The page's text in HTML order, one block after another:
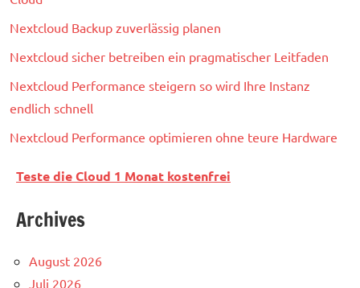
Nextcloud Backup zuverlässig planen
Nextcloud sicher betreiben ein pragmatischer Leitfaden
Nextcloud Performance steigern so wird Ihre Instanz
endlich schnell
Nextcloud Performance optimieren ohne teure Hardware
Teste die Cloud 1 Monat kostenfrei
Archives
August 2026
Juli 2026